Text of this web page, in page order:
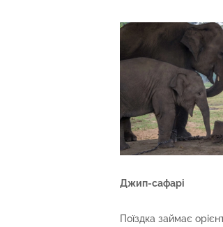
Джип-сафарі
Поїздка займає